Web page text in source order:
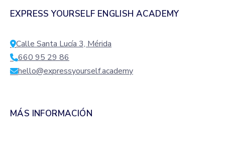
EXPRESS YOURSELF ENGLISH ACADEMY
Calle Santa Lucía 3, Mérida
660 95 29 86
hello@expressyourself.academy
MÁS INFORMACIÓN